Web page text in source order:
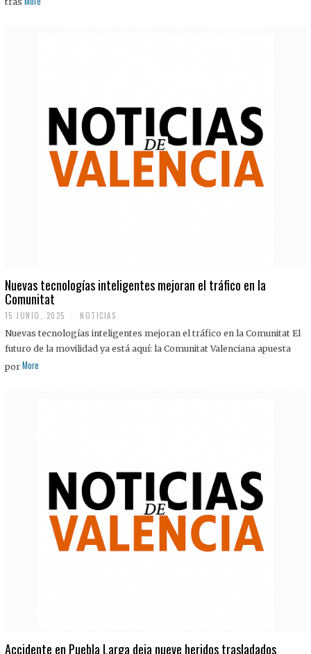
Nuevas tecnologías inteligentes mejoran el tráfico en la
Comunitat
15 JUNIO, 2025 NOTICIAS
Nuevas tecnologías inteligentes mejoran el tráfico en la Comunitat El
futuro de la movilidad ya está aquí: la Comunitat Valenciana apuesta
por More
Accidente en Puebla Larga deja nueve heridos trasladados